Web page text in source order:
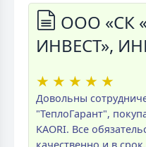
ООО «СК
ИНВЕСТ»,
★ ★ ★ ★ ★
Довольны
"ТеплоГарант",
KAORI. Все